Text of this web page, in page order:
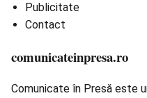
Publicitate
Contact
comunicateinpresa.ro
Comunicate în Presă este